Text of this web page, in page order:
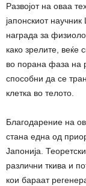
Развојот на оваа
јапонскиот
награда за
како зрелите, веќе
во порана фаза на
способни да се
клетка во телото.
Благодарение на
стана една од
Јапонија.
различни ткива и
кои бараат